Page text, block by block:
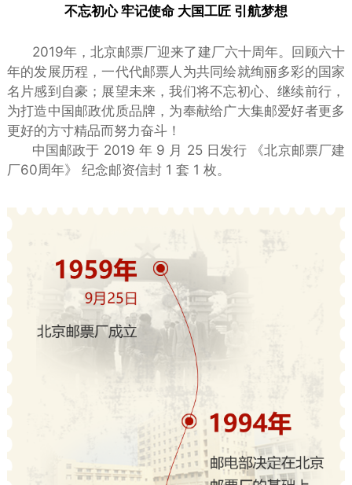
不忘初心 牢记使命 大国工匠 引航梦想
2019年，北京邮票厂迎来了建厂六十周年。回顾六十
年的发展历程，一代代邮票人为共同绘就绚丽多彩的国家
名片感到自豪；展望未来，我们将不忘初心、继续前行，
为打造中国邮政优质品牌，为奉献给广大集邮爱好者更多
更好的方寸精品而努力奋斗！
中国邮政于 2019 年 9 月 25 日发行 《北京邮票厂建
厂60周年》 纪念邮资信封 1 套 1 枚。